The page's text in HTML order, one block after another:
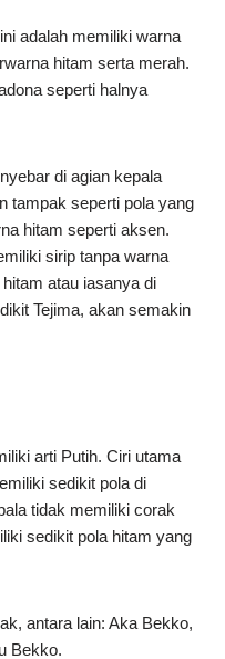
adalah memiliki warna
hitam serta merah.
seperti halnya
di agian kepala
tampak seperti pola yang
hitam seperti aksen.
sirip tanpa warna
atau iasanya di
Tejima, akan semakin
arti Putih. Ciri utama
sedikit pola di
tidak memiliki corak
sedikit pola hitam yang
antara lain: Aka Bekko,
Bekko.